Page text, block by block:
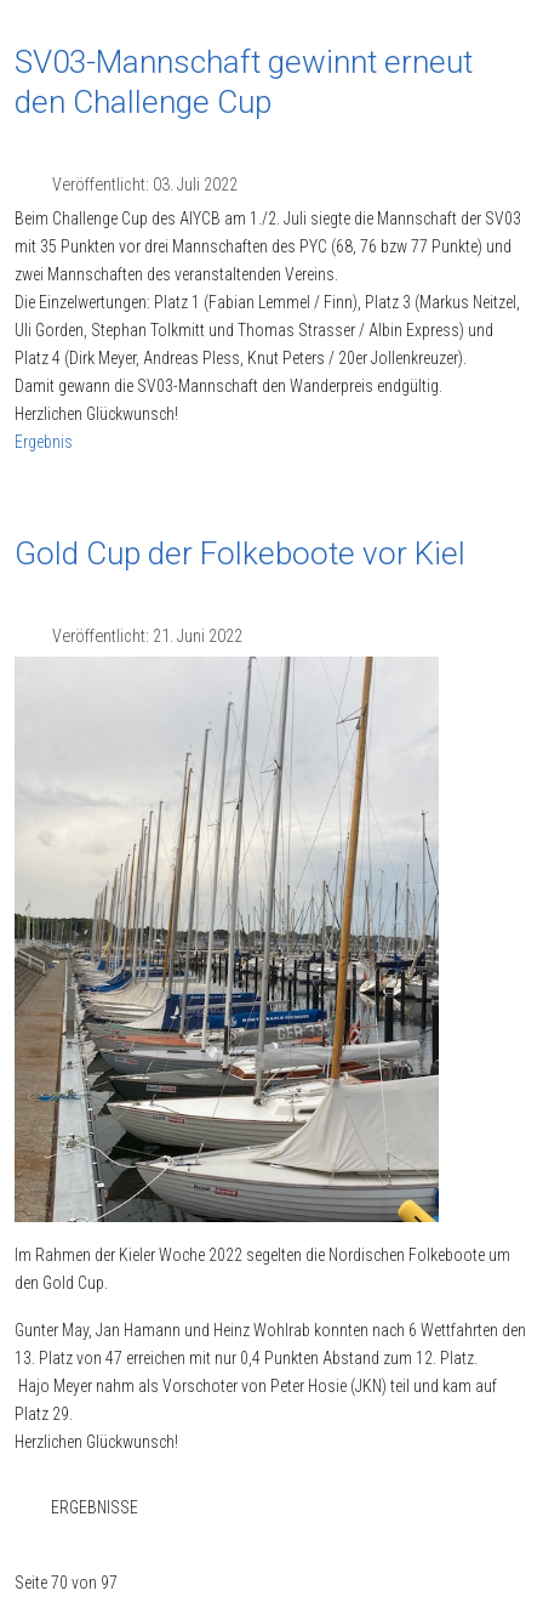
SV03-Mannschaft gewinnt erneut
den Challenge Cup
Veröffentlicht: 03. Juli 2022
Beim Challenge Cup des AIYCB am 1./2. Juli siegte die Mannschaft der SV03
mit 35 Punkten vor drei Mannschaften des PYC (68, 76 bzw 77 Punkte) und
zwei Mannschaften des veranstaltenden Vereins.
Die Einzelwertungen: Platz 1 (Fabian Lemmel / Finn), Platz 3 (Markus Neitzel,
Uli Gorden, Stephan Tolkmitt und Thomas Strasser / Albin Express) und
Platz 4 (Dirk Meyer, Andreas Pless, Knut Peters / 20er Jollenkreuzer).
Damit gewann die SV03-Mannschaft den Wanderpreis endgültig.
Herzlichen Glückwunsch!
Ergebnis
Gold Cup der Folkeboote vor Kiel
Veröffentlicht: 21. Juni 2022
Im Rahmen der Kieler Woche 2022 segelten die Nordischen Folkeboote um
den Gold Cup.
Gunter May, Jan Hamann und Heinz Wohlrab konnten nach 6 Wettfahrten den
13. Platz von 47 erreichen mit nur 0,4 Punkten Abstand zum 12. Platz.
Hajo Meyer nahm als Vorschoter von Peter Hosie (JKN) teil und kam auf
Platz 29.
Herzlichen Glückwunsch!
ERGEBNISSE
Seite 70 von 97